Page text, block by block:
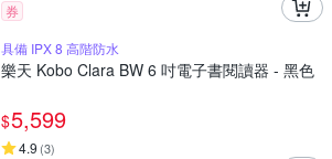
券
具備 IPX 8 高階防水
樂天 Kobo Clara BW 6 吋電子書閱讀器 - 黑色
$5,599
4.9 (3)